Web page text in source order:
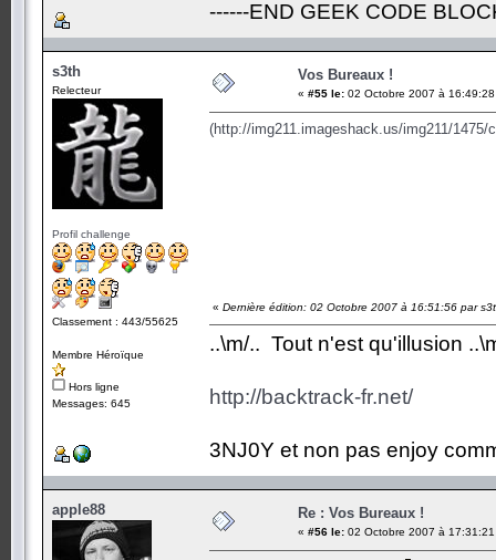
------END GEEK CODE
s3th
Relecteur
Profil challenge
Classement : 443/55625
Membre Héroïque
Hors ligne
Messages: 645
Vos Bureaux !
« #55 le: 02 Octobre 2007 à
(http://img211.imageshack.us/img211/1475/
« Dernière édition: 02 Octobre 2007 à 16:51:56 par
..\m/.. Tout n'est qu'illusion
http://backtrack-fr.net/
3NJ0Y et non pas enjoy
apple88 Re : Vos Bureaux !
« #56 le: 02 Octobre 2007 à